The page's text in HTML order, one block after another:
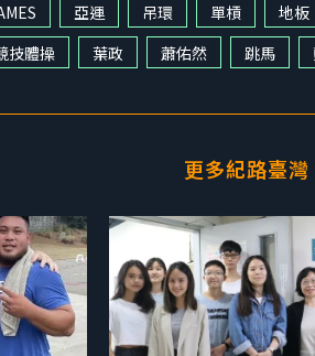
亞運 吊環 單槓 地板
技體操 葉政 蕭佑然 跳馬
更多紀路臺灣